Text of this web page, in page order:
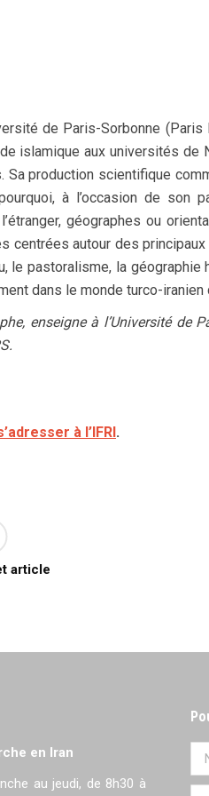
de Paris-Sorbonne
islamique aux universités de
production scientifique
à l’occasion de son
géographes ou
centrées autour des
le pastoralisme, la
dans le monde turco-
enseigne à l’Université de
à l’IFRI.
article
en Iran
au jeudi, de 8h30 à